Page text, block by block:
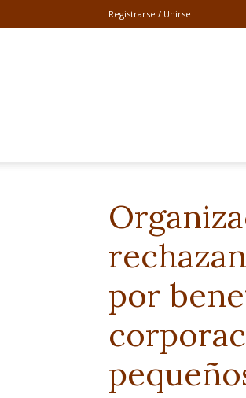
Registrarse / Unirse
por